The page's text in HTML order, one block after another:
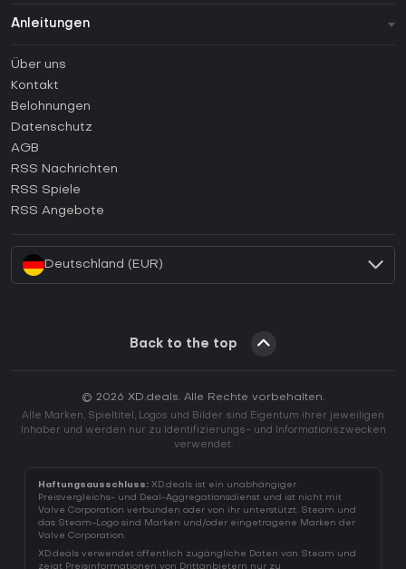
Anleitungen
Anleitungen
Wie aktiviert man einen Steam CD Key?
Wie aktiviert man einen Epic Games CD Key?
Wie aktiviert man einen GOG CD Key?
Wie aktiviert man einen Ubisoft Connect CD Key?
Wie aktiviert man einen EA App CD Key?
Über uns
Kontakt
Belohnungen
Datenschutz
AGB
RSS Nachrichten
RSS Spiele
RSS Angebote
Deutschland (EUR)
Back to the top
© 2026 XD.deals. Alle Rechte vorbehalten.
Alle Marken, Spieltitel, Logos und Bilder sind Eigentum ihrer jeweiligen
Inhaber und werden nur zu Identifizierungs- und Informationszwecken
verwendet.
Haftungsausschluss: XD.deals ist ein unabhängiger
Preisvergleichs- und Deal-Aggregationsdienst und ist nicht mit
Valve Corporation verbunden oder von ihr unterstützt. Steam und
das Steam-Logo sind Marken und/oder eingetragene Marken der
Valve Corporation.
XD.deals verwendet öffentlich zugängliche Daten von Steam und
zeigt Preisinformationen von Drittanbietern nur zu